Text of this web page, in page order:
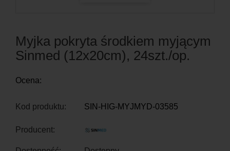
Myjka pokryta środkiem myjącym
Sinmed (12x20cm), 24szt./op.
Ocena:
Kod produktu: SIN-HIG-MYJMYD-03585
Producent: